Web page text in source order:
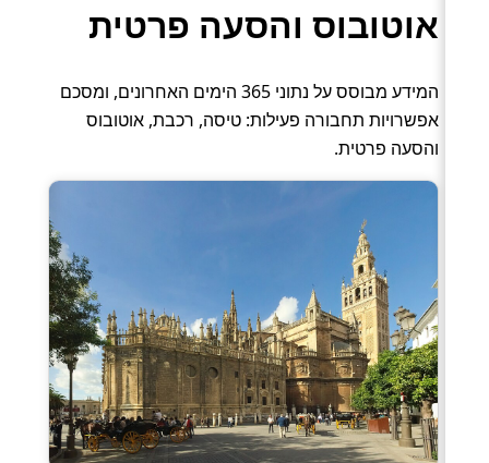
אוטובוס והסעה פרטית
המידע מבוסס על נתוני 365 הימים האחרונים, ומסכם
אפשרויות תחבורה פעילות: טיסה, רכבת, אוטובוס
והסעה פרטית.